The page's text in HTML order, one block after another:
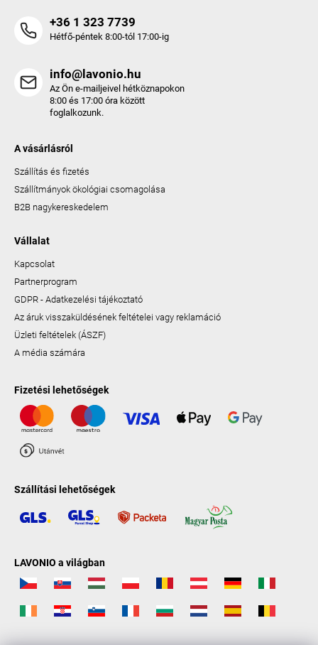
+36 1 323 7739
Hétfő-péntek 8:00-tól 17:00-ig
info@lavonio.hu
Az Ön e-mailjeivel hétköznapokon
8:00 és 17:00 óra között
foglalkozunk.
A vásárlásról
Szállítás és fizetés
Szállítmányok ökológiai csomagolása
B2B nagykereskedelem
Vállalat
Kapcsolat
Partnerprogram
GDPR - Adatkezelési tájékoztató
Az áruk visszaküldésének feltételei vagy reklamáció
Üzleti feltételek (ÁSZF)
A média számára
Fizetési lehetőségek
Szállítási lehetőségek
LAVONIO a világban